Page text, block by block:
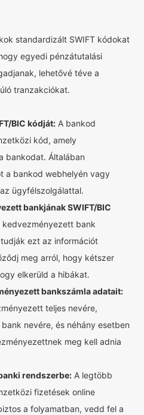
standardizált SWIFT kódokat
egyedi pénzátutalási
lehetővé téve a
tranzakciókat.
BIC kódját: A bankod
kód, amely
bankodat. Általában
a bankod webhelyén vagy
ügyfélszolgálattal.
bankjának SWIFT/BIC
kedvezményezett bank
ezt az információt
meg arról, hogy kétszer
elkerüld a hibákat.
bankszámla adatait:
teljes nevére,
nevére, és néhány esetben
meg kell adnia
rendszerbe: A legtöbb
fizetések online
a folyamatban, vedd fel a